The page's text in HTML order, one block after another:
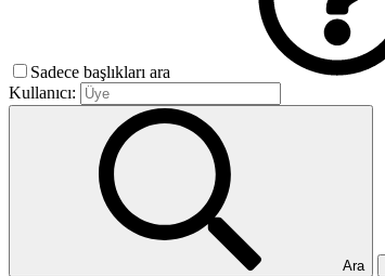
Sadece başlıkları ara
Kullanıcı:
Ara